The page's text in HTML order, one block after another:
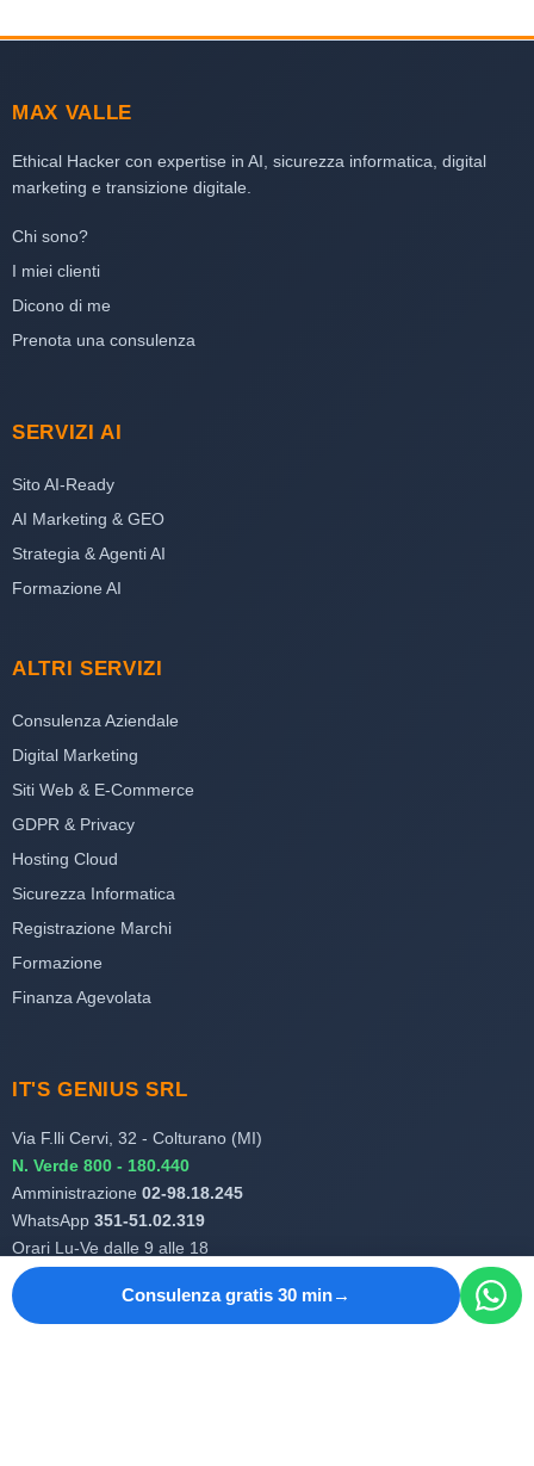
MAX VALLE
Ethical Hacker con expertise in AI, sicurezza informatica, digital
marketing e transizione digitale.
Chi sono?
I miei clienti
Dicono di me
Prenota una consulenza
SERVIZI AI
Sito AI-Ready
AI Marketing & GEO
Strategia & Agenti AI
Formazione AI
ALTRI SERVIZI
Consulenza Aziendale
Digital Marketing
Siti Web & E-Commerce
GDPR & Privacy
Hosting Cloud
Sicurezza Informatica
Registrazione Marchi
Formazione
Finanza Agevolata
IT'S GENIUS SRL
Via F.lli Cervi, 32 - Colturano (MI)
N. Verde 800 - 180.440
Amministrazione 02-98.18.245
WhatsApp 351-51.02.319
Orari Lu-Ve dalle 9 alle 18
Partita IVA 08770720962
REA MI 2047898
Cap. Soc. 25.000€ i.v.
Consulenza gratis 30 min